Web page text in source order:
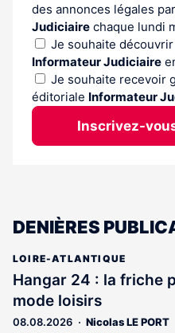
des annonces légales
Judiciaire chaque lundi
Je souhaite
Informateur Judiciaire
Je souhaite recevoir
éditoriale Informateur
Inscrivez-
DENIÈRES
LOIRE-ATLANTIQUE
Hangar 24 : la friche
mode loisirs
08.08.2026 Nicolas LE PORT